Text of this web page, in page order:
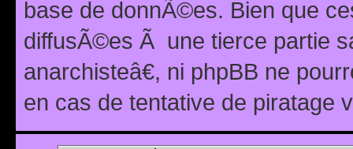
base de donnÃ©es. Bien que
diffusÃ©es Ã une tierce partie
anarchisteâ€, ni phpBB ne
en cas de tentative de piratage